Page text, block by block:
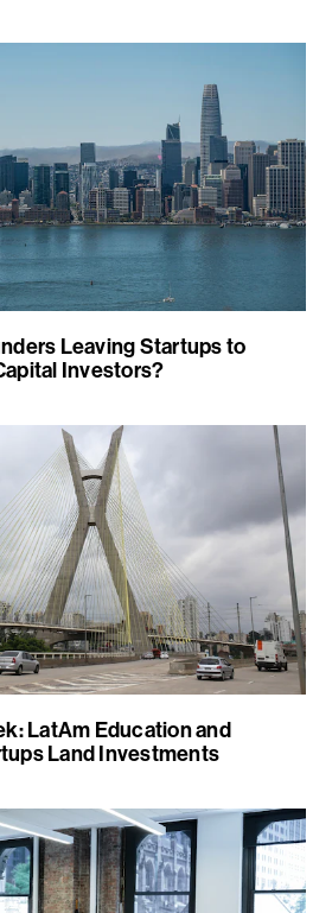
Leaving Startups to
Investors?
LatAm Education and
Land Investments